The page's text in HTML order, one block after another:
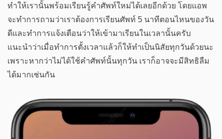
ทำให้เรานั้นพร้อมเรียนรู้คำศัพท์ใหม่ได้เลยอีกด้วย โดยแอพ
จะทำการถามว่าเราต้องการเรียนศัพท์ 5 นาทีตอนไหนของวัน
ดีและทำการแจ้งเตือนว่าให้เข้ามาเรียนในเวลานั้นครับ
แนะนำว่าเมื่อทำการตั้งเวลาแล้วก็ให้ทำเป็นนิสัยทุกวันด้วยนะ
เพราะหากว่าไม่ได้ใช้คำศัพท์นั้นทุกวัน เราก็อาจจะมีสิทธิลืม
ได้มากเช่นกัน